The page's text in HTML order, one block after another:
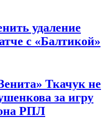
удаление
с «Балтикой»
Ткачук не
за игру
РПЛ